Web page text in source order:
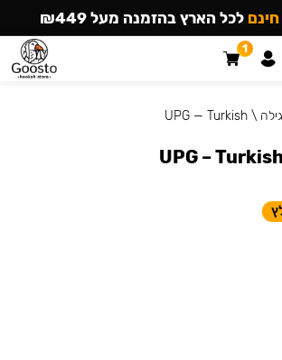
\
UPG — Turkish
UPG – Turkish
חינם לכל הארץ בהזמנה מעל ₪449
1